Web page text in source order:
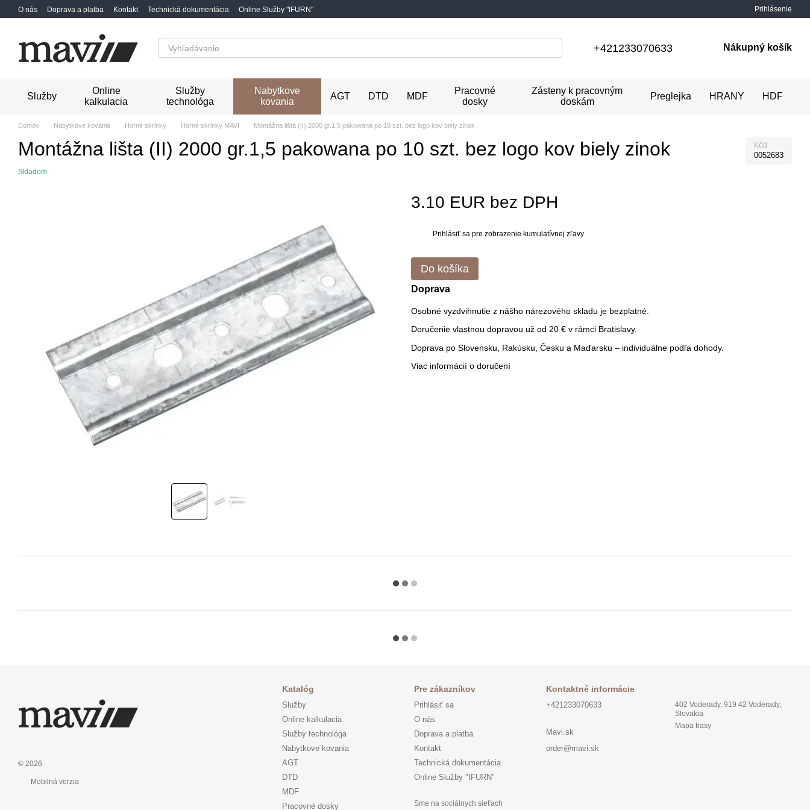
Перейти к основному контенту
O nás Doprava a platba Kontakt Technická dokumentácia Online Služby "IFURN" Prihlásenie
+421233070633 Nákupný košík
Služby
Online
kalkulacia
Služby
technológa
Nabytkove
kovania
AGT DTD MDF
Pracovné
dosky
Zásteny k pracovným
doskám
Preglejka HRANY HDF
Domov Nabytkove kovania Horné skrinky Horné skrinky MAVI Montážna lišta (II) 2000 gr.1,5 pakowana po 10 szt. bez logo kov biely zinok
Montážna lišta (II) 2000 gr.1,5 pakowana po 10 szt. bez logo kov biely zinok Kôd
0052683
Skladom
3.10 EUR bez DPH
Prihlásiť sa pre zobrazenie kumulatívnej zľavy
Do košíka
Doprava
Osobné vyzdvihnutie z nášho nárezového skladu je bezplatné.
Doručenie vlastnou dopravou už od 20 € v rámci Bratislavy.
Doprava po Slovensku, Rakúsku, Česku a Maďarsku – individuálne podľa dohody.
Viac informácií o doručení
© 2026
Mobilná verzia
Katalóg
Služby
Online kalkulacia
Služby technológa
Nabytkove kovania
AGT
DTD
MDF
Pracovné dosky
Pre zákazníkov
Prihlásiť sa
O nás
Doprava a platba
Kontakt
Technická dokumentácia
Online Služby "IFURN"
Sme na sociálnych sieťach
Kontaktné informácie
+421233070633
Mavi.sk
order@mavi.sk
402 Voderady, 919 42 Voderady,
Slovakia
Mapa trasy